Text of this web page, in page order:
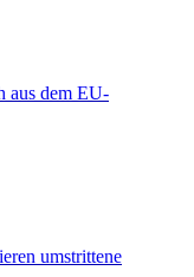
aus dem EU-
umstrittene